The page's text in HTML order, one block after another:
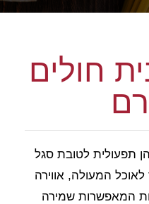
חולים
תפעולית לטובת סגל
המעולה, אווירה
המאפשרות שמירה